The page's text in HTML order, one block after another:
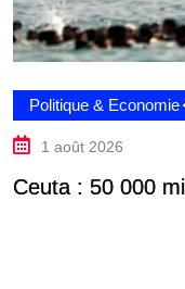
Politique & Economie
1 août 2026
Ceuta : 50 000